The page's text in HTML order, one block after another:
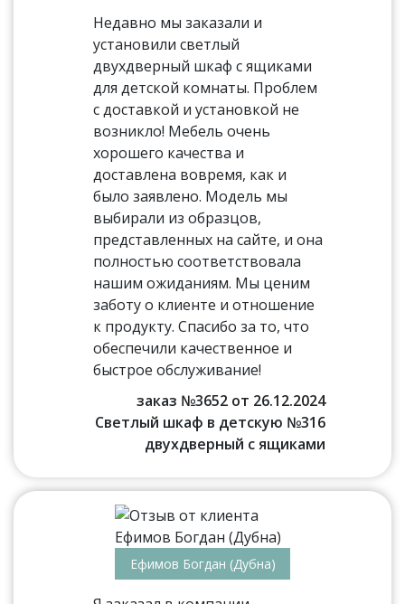
Недавно мы заказали и
установили светлый
двухдверный шкаф с ящиками
для детской комнаты. Проблем
с доставкой и установкой не
возникло! Мебель очень
хорошего качества и
доставлена вовремя, как и
было заявлено. Модель мы
выбирали из образцов,
представленных на сайте, и она
полностью соответствовала
нашим ожиданиям. Мы ценим
заботу о клиенте и отношение
к продукту. Спасибо за то, что
обеспечили качественное и
быстрое обслуживание!
заказ №3652 от 26.12.2024
Светлый шкаф в детскую №316
двухдверный с ящиками
Ефимов Богдан (Дубна)